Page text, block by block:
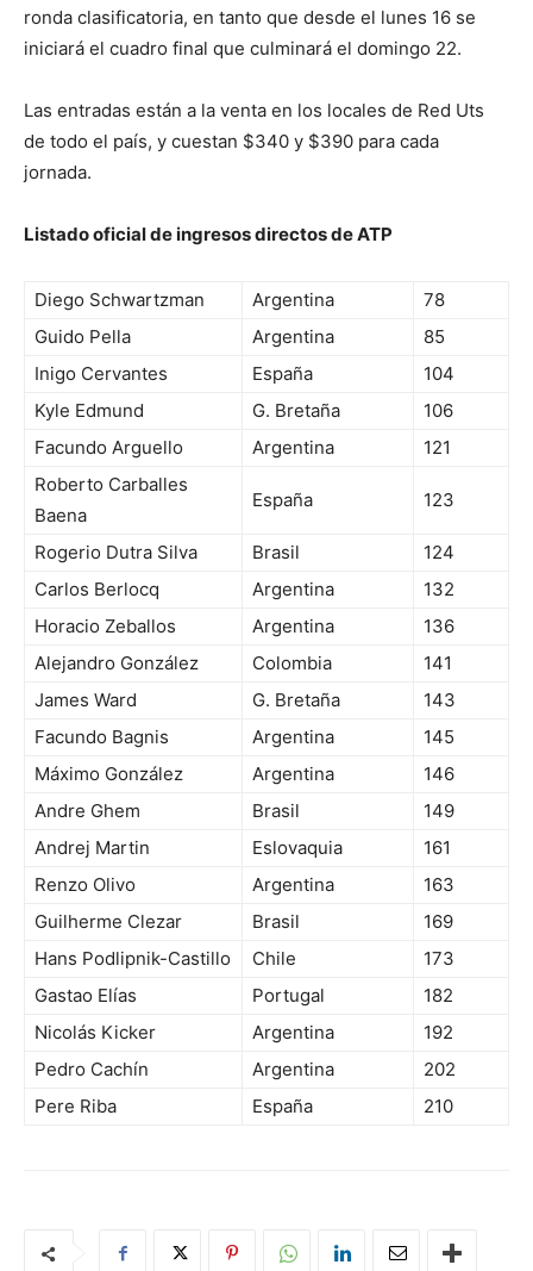
ronda clasificatoria, en tanto que desde el lunes 16 se
iniciará el cuadro final que culminará el domingo 22.
Las entradas están a la venta en los locales de Red Uts
de todo el país, y cuestan $340 y $390 para cada
jornada.
Listado oficial de ingresos directos de ATP
Diego Schwartzman Argentina
78
Guido Pella
Argentina
85
Inigo Cervantes
España
104
Kyle Edmund
G. Bretaña
106
Facundo Arguello
Argentina
121
Roberto Carballes
Baena
España 123
Rogerio Dutra Silva Brasil
124
Carlos Berlocq
Argentina
132
Horacio Zeballos
Argentina
136
Alejandro González
Colombia
141
James Ward
G. Bretaña
143
Facundo Bagnis
Argentina
145
Máximo González
Argentina
146
Andre Ghem
Brasil
149
Andrej Martin
Eslovaquia
161
Renzo Olivo
Argentina
163
Guilherme Clezar
Brasil
169
Hans Podlipnik-Castillo
Chile
173
Gastao Elías
Portugal
182
Nicolás Kicker
Argentina
192
Pedro Cachín
Argentina
202
Pere Riba
España 210